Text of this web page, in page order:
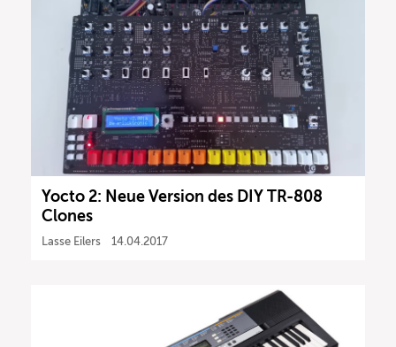
Yocto 2: Neue Version des DIY TR-808
Clones
Lasse Eilers 14.04.2017